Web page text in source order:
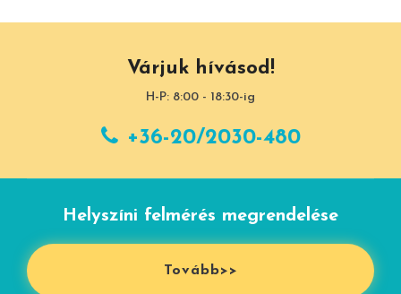
Várjuk hívásod!
H-P: 8:00 - 18:30-ig
+36-20/2030-480
Helyszíni felmérés megrendelése
Tovább>>